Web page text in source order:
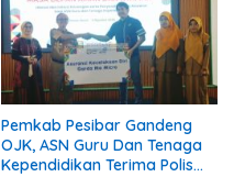
Pemkab Pesibar Gandeng
OJK, ASN Guru Dan Tenaga
Kependidikan Terima Polis